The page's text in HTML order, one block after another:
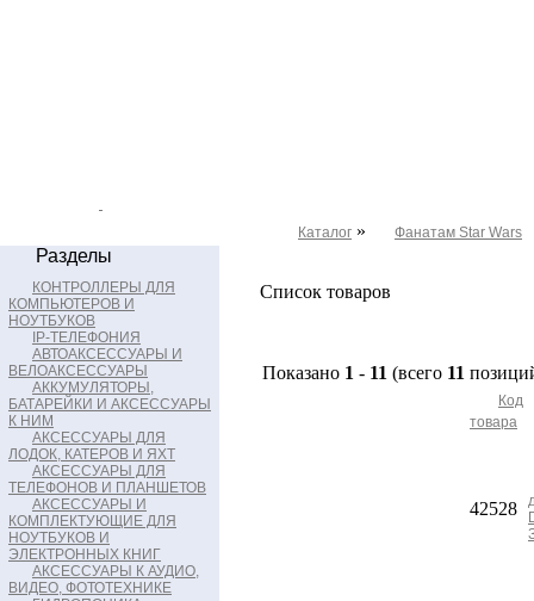
Каталог » Фанатам Star Wars
Разделы
КОНТРОЛЛЕРЫ ДЛЯ
КОМПЬЮТЕРОВ И
НОУТБУКОВ
IP-ТЕЛЕФОНИЯ
АВТОАКСЕССУАРЫ И
ВЕЛОАКСЕССУАРЫ
АККУМУЛЯТОРЫ,
БАТАРЕЙКИ И АКСЕССУАРЫ
К НИМ
АКСЕССУАРЫ ДЛЯ
ЛОДОК, КАТЕРОВ И ЯХТ
АКСЕССУАРЫ ДЛЯ
ТЕЛЕФОНОВ И ПЛАНШЕТОВ
АКСЕССУАРЫ И
КОМПЛЕКТУЮЩИЕ ДЛЯ
НОУТБУКОВ И
ЭЛЕКТРОННЫХ КНИГ
АКСЕССУАРЫ К АУДИО,
ВИДЕО, ФОТОТЕХНИКЕ
Список товаров
Показано 1 - 11 (всего 11
Код
товара
42528